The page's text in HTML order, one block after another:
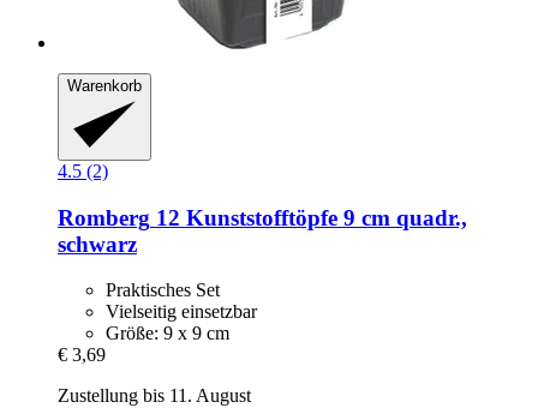
Warenkorb
4.5 (2)
Romberg 12 Kunststofftöpfe 9 cm quadr.,
schwarz
Praktisches Set
Vielseitig einsetzbar
Größe: 9 x 9 cm
€ 3,69
Zustellung bis 11. August